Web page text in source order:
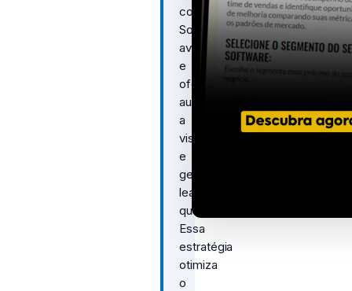
como
SoftwareApplication,
avaliações
e
ofertas
aumenta
a
visibilidade
e
gera
leads
qualificados.
Essa
estratégia
otimiza
o